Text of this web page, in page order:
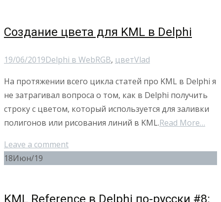
Создание цвета для KML в Delphi
19/06/2019Delphi в WebRGB, цветVlad
На протяжении всего цикла статей про KML в Delphi я
не затрагивал вопроса о том, как в Delphi получить
строку с цветом, который используется для заливки
полигонов или рисования линий в KML.Read More…
Leave a comment
18Июн/19
KML Reference в Delphi по-русски #8: